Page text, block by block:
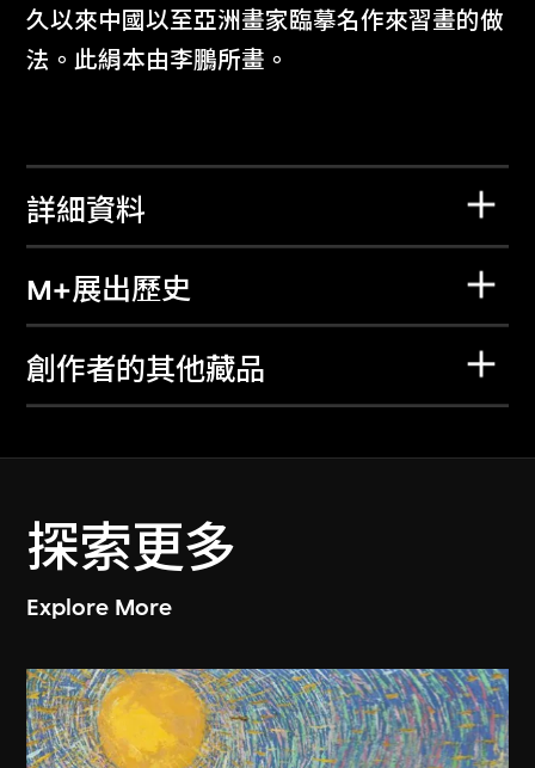
久以來中國以至亞洲畫家臨摹名作來習畫的做
法。此絹本由李鵬所畫。
詳細資料
M+展出歷史
創作者的其他藏品
探索更多
Explore More